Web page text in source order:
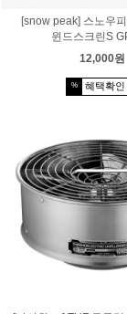
[snow peak] 스노우
윈드스크린S
12,000원
% 혜택확인